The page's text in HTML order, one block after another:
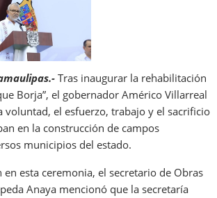
Tras inaugurar la rehabilitación
Borja”, el gobernador Américo Villarreal
voluntad, el esfuerzo, trabajo y el sacrificio
en la construcción de campos
municipios del estado.
en esta ceremonia, el secretario de Obras
Anaya mencionó que la secretaría